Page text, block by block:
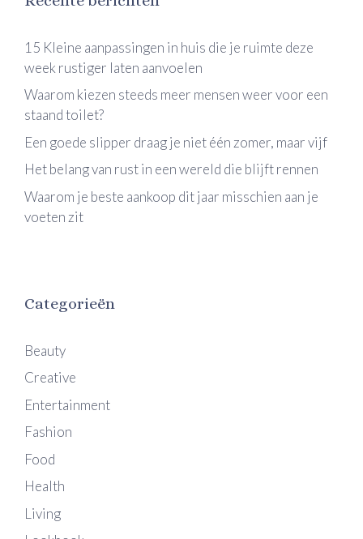
15 Kleine aanpassingen in huis die je ruimte deze
week rustiger laten aanvoelen
Waarom kiezen steeds meer mensen weer voor een
staand toilet?
Een goede slipper draag je niet één zomer, maar vijf
Het belang van rust in een wereld die blijft rennen
Waarom je beste aankoop dit jaar misschien aan je
voeten zit
Categorieën
Beauty
Creative
Entertainment
Fashion
Food
Health
Living